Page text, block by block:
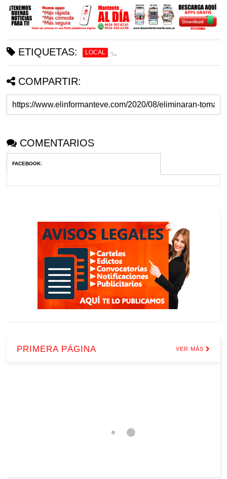
ETIQUETAS: LOCAL
COMPARTIR:
COMENTARIOS
FACEBOOK:
PRIMERA PÁGINA VER MÁS